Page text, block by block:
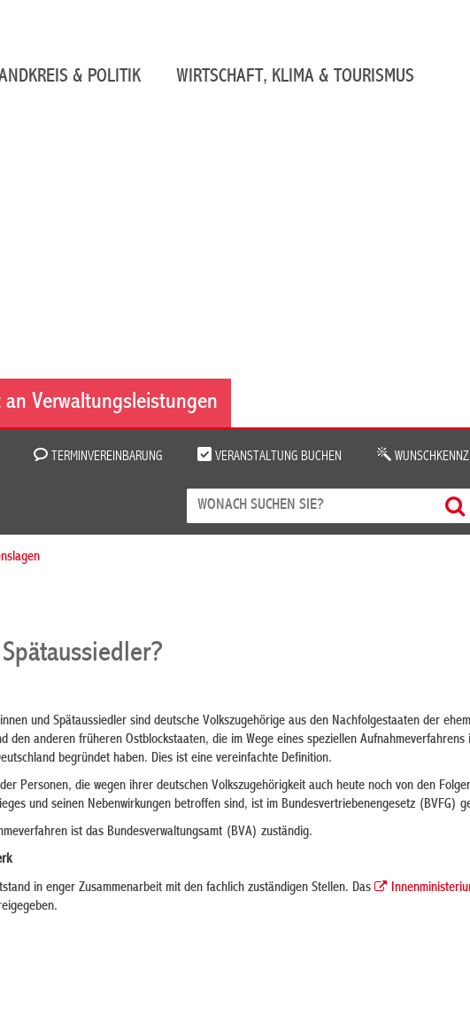
& POLITIK WIRTSCHAFT, KLIMA & TOURISMUS
Verwaltungsleistungen
TERMINVEREINBARUNG VERANSTALTUNG BUCHEN
und Spätaussiedler sind deutsche Volkszugehörige aus den Nachfolgestaaten der
den anderen früheren Ostblockstaaten, die im Wege eines speziellen Aufnahmeverfahrens
begründet haben. Dies ist eine vereinfachte Definition.
Personen, die wegen ihrer deutschen Volkszugehörigkeit auch heute noch von den
und seinen Nebenwirkungen betroffen sind, ist im Bundesvertriebenengesetz (BVFG)
ist das Bundesverwaltungsamt (BVA) zuständig.
in enger Zusammenarbeit mit den fachlich zuständigen Stellen. Das